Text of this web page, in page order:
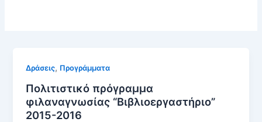
Δράσεις, Προγράμματα
Πολιτιστικό πρόγραμμα
φιλαναγνωσίας “Βιβλιοεργαστήριο”
2015-2016